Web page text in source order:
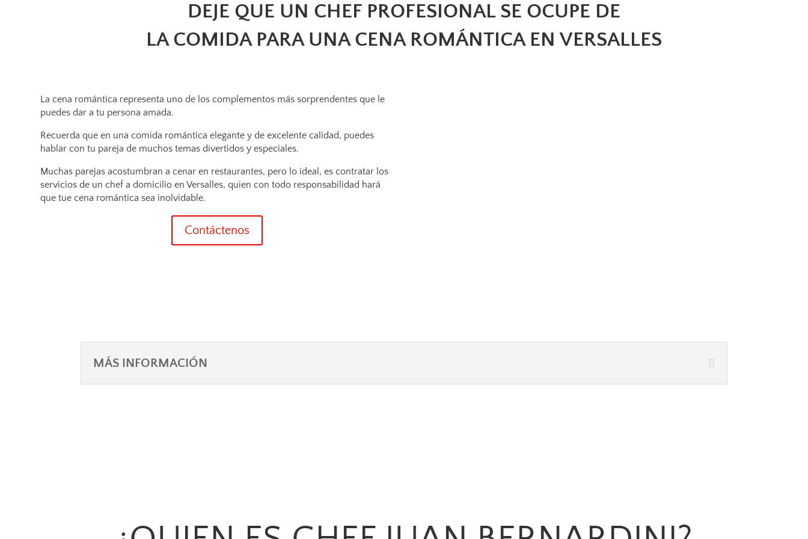
DEJE QUE UN CHEF PROFESIONAL SE OCUPE DE
LA COMIDA PARA UNA CENA ROMÁNTICA EN VERSALLES
La cena romántica representa uno de los complementos más sorprendentes que le
puedes dar a tu persona amada.
Recuerda que en una comida romántica elegante y de excelente calidad, puedes
hablar con tu pareja de muchos temas divertidos y especiales.
Muchas parejas acostumbran a cenar en restaurantes, pero lo ideal, es contratar los
servicios de un chef a domicilio en Versalles, quien con todo responsabilidad hará
que tue cena romántica sea inolvidable.
Contáctenos
MÁS INFORMACIÓN